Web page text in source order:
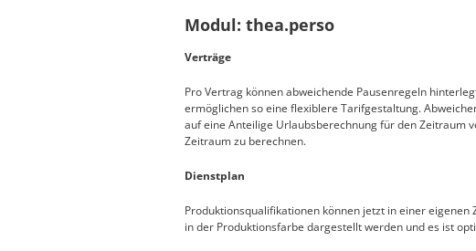
Modul: thea.perso
Verträge
Pro Vertrag können abweichende Pausenregeln
ermöglichen so eine flexiblere Tarifgestaltung.
auf eine Anteilige Urlaubsberechnung für den Zeitraum
Zeitraum zu berechnen.
Dienstplan
Produktionsqualifikationen können jetzt in einer
in der Produktionsfarbe dargestellt werden und es ist